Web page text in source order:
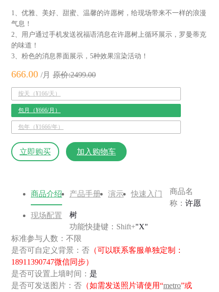
1、优雅、美好、甜蜜、温馨的许愿树，给现场带来不一样的浪漫
气息！
2、用户通过手机发送祝福语消息在许愿树上循环展示，罗曼蒂克
的味道！
3、粉色的消息界面展示，5种效果渲染活动！
666.00 /月 原价:2499.00
按天（¥166/天）
包月（¥666/月）
包年（¥1666/年）
立即购买 加入购物车
商品介绍 产品手册 演示 快速入门
现场配置
商品名
称： 许愿
树
功能快捷键：Shift+"X"
标准参与人数：不限
是否可自定义背景：否 （可以联系客服单独定制：
18911390747微信同步）
是否可设置上墙时间： 是
是否可发送图片：否 （如需发送照片请使用“metro”或